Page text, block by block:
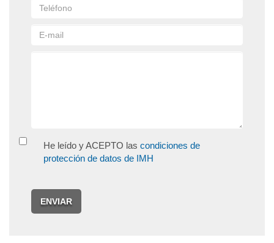
He leído y ACEPTO las condiciones de
protección de datos de IMH
ENVIAR